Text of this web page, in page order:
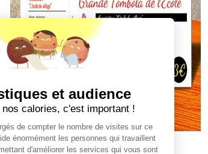
et audience
nos calories, c'est important !
de compter le nombre de visites sur ce
énormément les personnes qui travaillent
d'améliorer les services qui vous sont